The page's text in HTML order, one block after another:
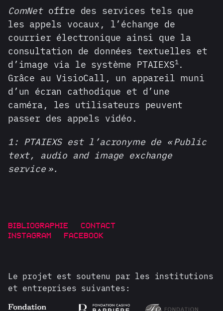
ComNetoffre des services tels que
les appels vocaux, l’échange de
courrier électronique ainsi que la
consultation de données textuelles et
d’image via le système PTAIEXS1.
Grâce au VisioCall, un appareil muni
d’un écran cathodique et d’une
caméra, les utilisateurs peuvent
passer des appels vidéo.
1: PTAIEXS est l’acronyme de « Public
text, audio and image exchange
service ».
BIBLIOGRAPHIE
CONTACT
INSTAGRAM
FACEBOOK
Le projet est soutenu par les institutions
et entreprises suivantes: